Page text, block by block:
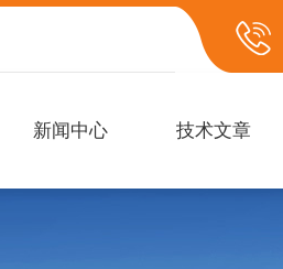
新闻中心 技术文章